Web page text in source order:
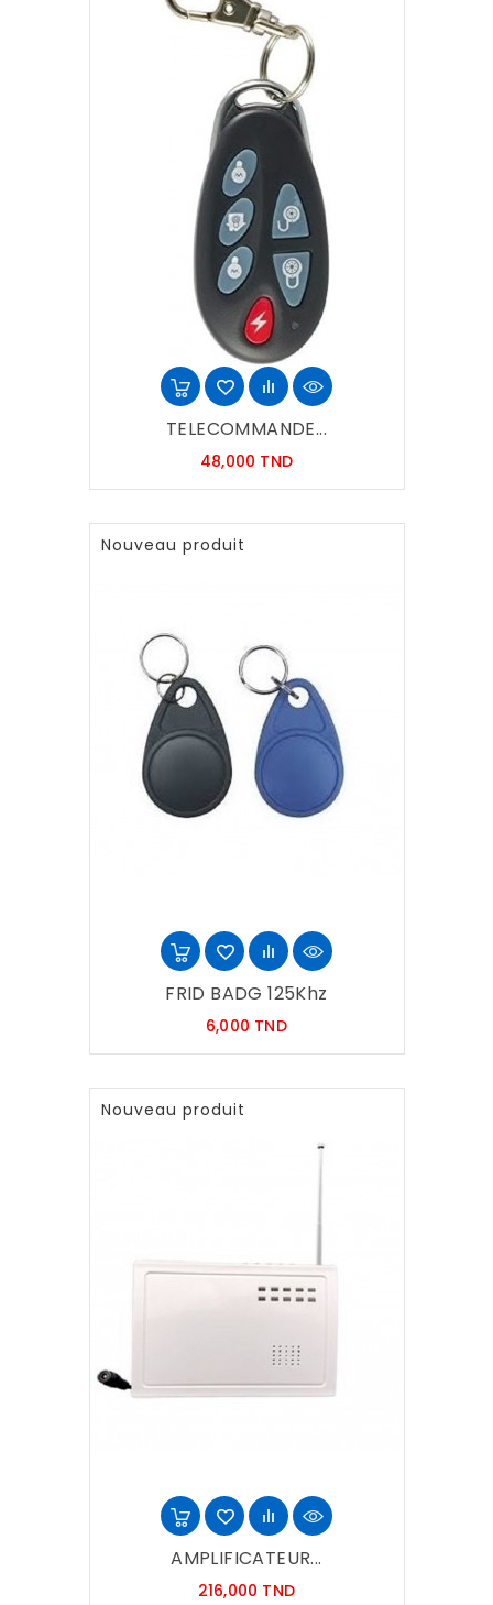
TELECOMMANDE...
48,000 TNDPrix
Nouveau produit
FRID BADG 125Khz
6,000 TNDPrix
Nouveau produit
AMPLIFICATEUR...
216,000 TNDPrix